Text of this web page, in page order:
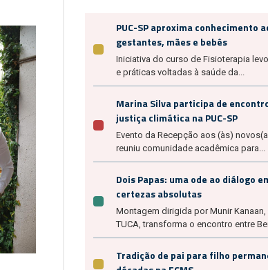
PUC-SP aproxima conhecimento
gestantes, mães e bebês
Iniciativa do curso de Fisioterapia
e práticas voltadas à saúde da...
Marina Silva participa de
justiça climática na PUC-SP
Evento da Recepção aos (às)
reuniu comunidade acadêmica para...
Dois Papas: uma ode ao diálogo
certezas absolutas
Montagem dirigida por Munir Kanaan,
TUCA, transforma o encontro entre
Tradição de pai para filho